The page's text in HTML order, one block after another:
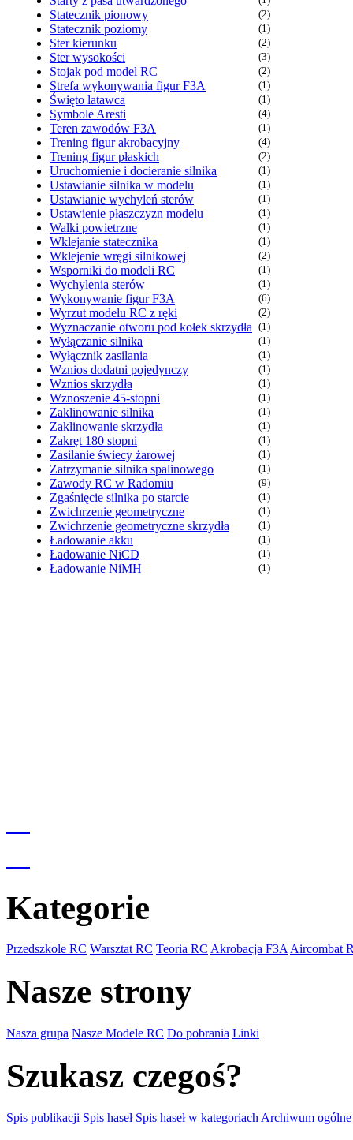
Statecznik pionowy (2)
Statecznik poziomy (1)
Ster kierunku (2)
Ster wysokości (3)
Stojak pod model RC (2)
Strefa wykonywania figur F3A (1)
Święto latawca (1)
Symbole Aresti (4)
Teren zawodów F3A (1)
Trening figur akrobacyjny (4)
Trening figur płaskich (2)
Uruchomienie i docieranie silnika (1)
Ustawianie silnika w modelu (1)
Ustawianie wychyleń sterów (1)
Ustawienie płaszczyzn modelu (1)
Walki powietrzne (1)
Wklejanie statecznika (1)
Wklejenie wręgi silnikowej (2)
Wsporniki do modeli RC (1)
Wychylenia sterów (1)
Wykonywanie figur F3A (6)
Wyrzut modelu RC z ręki (2)
Wyznaczanie otworu pod kołek skrzydła (1)
Wyłączanie silnika (1)
Wyłącznik zasilania (1)
Wznios dodatni pojedynczy (1)
Wznios skrzydła (1)
Wznoszenie 45-stopni (1)
Zaklinowanie silnika (1)
Zaklinowanie skrzydła (1)
Zakręt 180 stopni (1)
Zasilanie świecy żarowej (1)
Zatrzymanie silnika spalinowego (1)
Zawody RC w Radomiu (9)
Zgaśnięcie silnika po starcie (1)
Zwichrzenie geometryczne (1)
Zwichrzenie geometryczne skrzydła (1)
Ładowanie akku (1)
Ładowanie NiCD (1)
Ładowanie NiMH (1)
Kategorie
Przedszkole RC Warsztat RC Teoria RC Akrobacja F3AAircombat
Nasze strony
Nasza grupa Nasze Modele RC Do pobrania Linki
Szukasz czegoś?
Spis publikacji Spis haseł Spis haseł w kategoriach Archiwum ogólne